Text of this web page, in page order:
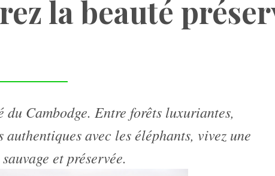
la beauté
Cambodge. Entre forêts luxuriantes,
avec les éléphants, vivez une
et préservée.